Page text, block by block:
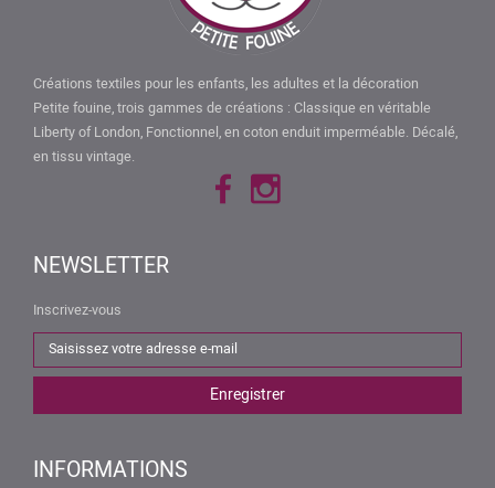
Créations textiles pour les enfants, les adultes et la décoration
Petite fouine, trois gammes de créations : Classique en véritable
Liberty of London, Fonctionnel, en coton enduit imperméable. Décalé,
en tissu vintage.
NEWSLETTER
Inscrivez-vous
INFORMATIONS